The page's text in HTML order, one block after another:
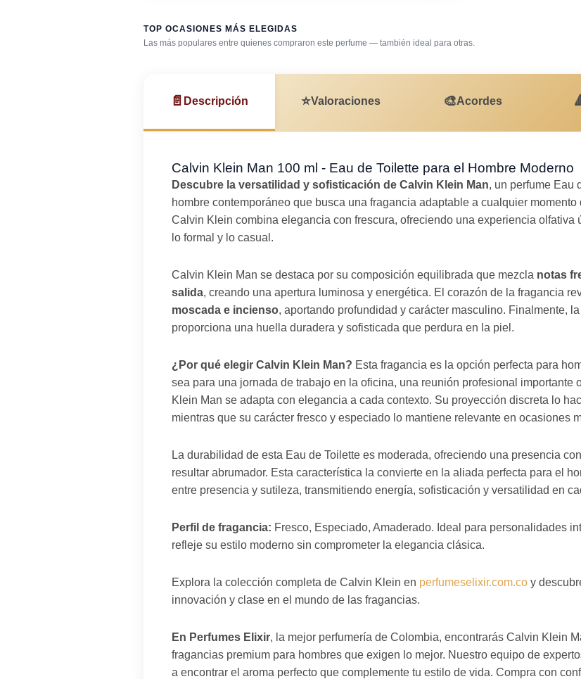
TOP OCASIONES MÁS ELEGIDAS
Las más populares entre quienes compraron este perfume — también ideal para otras.
Noche íntima Trabajo en oficina
📄 Descripción ⭐Valoraciones 🎨Acordes
Calvin Klein Man 100 ml - Eau de Toilette para el Hombre Moderno
Descubre la versatilidad y sofisticación de Calvin Klein Man, un perfume Eau
hombre contemporáneo que busca una fragancia adaptable a cualquier
Calvin Klein combina elegancia con frescura, ofreciendo una experiencia olfativa
lo formal y lo casual.
Calvin Klein Man se destaca por su composición equilibrada que mezcla notas
salida, creando una apertura luminosa y energética. El corazón de la fragancia
moscada e incienso, aportando profundidad y carácter masculino. Finalmente,
proporciona una huella duradera y sofisticada que perdura en la piel.
¿Por qué elegir Calvin Klein Man? Esta fragancia es la opción perfecta para
sea para una jornada de trabajo en la oficina, una reunión profesional importante
Klein Man se adapta con elegancia a cada contexto. Su proyección discreta lo
mientras que su carácter fresco y especiado lo mantiene relevante en ocasiones
La durabilidad de esta Eau de Toilette es moderada, ofreciendo una presencia
resultar abrumador. Esta característica la convierte en la aliada perfecta para el
entre presencia y sutileza, transmitiendo energía, sofisticación y versatilidad en
Perfil de fragancia: Fresco, Especiado, Amaderado. Ideal para personalidades
refleje su estilo moderno sin comprometer la elegancia clásica.
Explora la colección completa de Calvin Klein en perfumeselixir.com.co y
innovación y clase en el mundo de las fragancias.
En Perfumes Elixir, la mejor perfumería de Colombia, encontrarás Calvin Klein
fragancias premium para hombres que exigen lo mejor. Nuestro equipo de
a encontrar el aroma perfecto que complemente tu estilo de vida. Compra con